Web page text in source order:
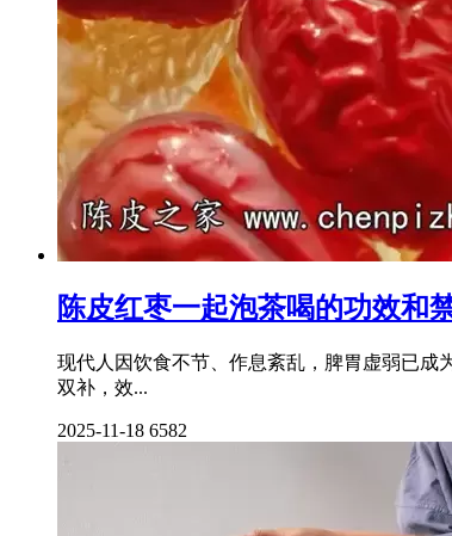
陈皮红枣一起泡茶喝的功效和
现代人因饮食不节、作息紊乱，脾胃虚弱已成
双补，效...
2025-11-18 6582